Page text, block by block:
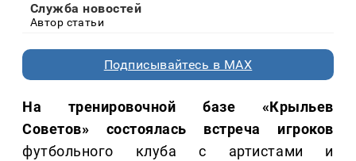
Служба новостей
Автор статьи
Подписывайтесь в MAX
На тренировочной базе «Крыльев
Советов» состоялась встреча игроков
футбольного клуба с артистами и